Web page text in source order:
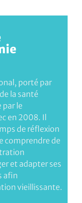
porté par
la santé
par le
en 2008. Il
de réflexion
comprendre de
et adapter ses
afin
vieillissante.